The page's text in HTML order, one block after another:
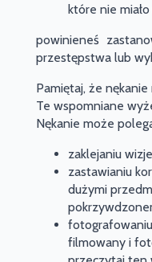
które nie miało
powinieneś
przestępstwa lub
Pamiętaj, że
Te wspomniane
Nękanie może
zaklejaniu
zastawianiu
dużymi
filmowany i